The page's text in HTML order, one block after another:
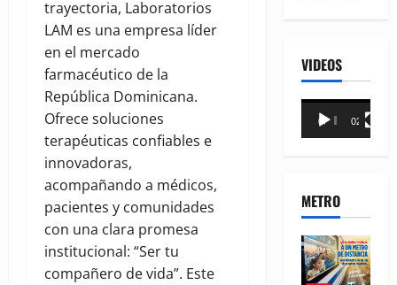
trayectoria, Laboratorios
LAM es una empresa líder
en el mercado
farmacéutico de la
República Dominicana.
Ofrece soluciones
terapéuticas confiables e
innovadoras,
acompañando a médicos,
pacientes y comunidades
con una clara promesa
institucional: “Ser tu
compañero de vida”. Este
VIDEOS
Reproductor
00:00 02:18
METRO